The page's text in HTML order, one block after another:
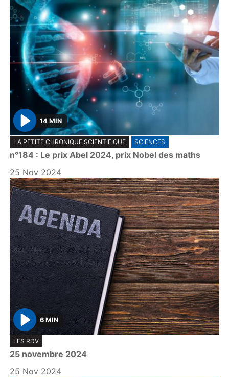
P
l
a
y
14 MIN
LA PETITE CHRONIQUE SCIENTIFIQUE SCIENCES
n°184 : Le prix Abel 2024, prix Nobel des maths
25 Nov 2024
P
l
a
y
6 MIN
LES RDV
25 novembre 2024
25 Nov 2024